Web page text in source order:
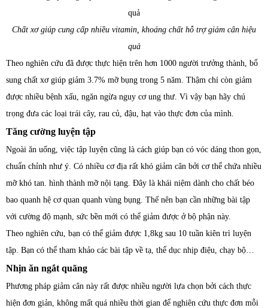
Chất xơ giúp cung cấp nhiều vitamin, khoáng chất hỗ trợ giảm cân hiệu
quả
Theo nghiên cứu đã được thực hiện trên hơn 1000 người trưởng thành, bổ
sung chất xơ giúp giảm 3.7% mỡ bụng trong 5 năm. Thậm chí còn giảm
được nhiều bệnh xấu, ngăn ngừa nguy cơ ung thư. Vì vậy bạn hãy chú
trọng đưa các loại trái cây, rau củ, đậu, hạt vào thực đơn của mình.
Tăng cường luyện tập
Ngoài ăn uống, việc tập luyện cũng là cách giúp bạn có vóc dáng thon gọn,
chuẩn chỉnh như ý. Có nhiều cơ địa rất khó giảm cân bởi cơ thể chứa nhiều
mỡ khó tan. hình thành mỡ nội tạng. Đây là khái niệm dành cho chất béo
bao quanh hệ cơ quan quanh vùng bụng. Thế nên bạn cần những bài tập
với cường độ mạnh, sức bền mới có thể giảm được ở bộ phận này.
Theo nghiên cứu, bạn có thể giảm được 1,8kg sau 10 tuần kiên trì luyện
tập. Bạn có thể tham khảo các bài tập về tạ, thể dục nhịp điệu, chạy bộ…
Nhịn ăn ngắt quãng
Phương pháp giảm cân này rất được nhiều người lựa chọn bởi cách thực
hiện đơn giản, không mất quá nhiều thời gian để nghiên cứu thực đơn mỗi